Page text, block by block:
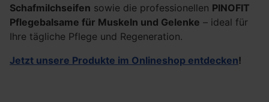
Schafmilchseifen sowie die professionellen PINOFIT
Pflegebalsame für Muskeln und Gelenke – ideal für
Ihre tägliche Pflege und Regeneration.
Jetzt unsere Produkte im Onlineshop entdecken!